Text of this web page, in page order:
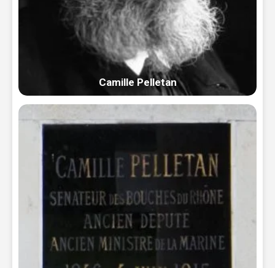
Camille Pelletan